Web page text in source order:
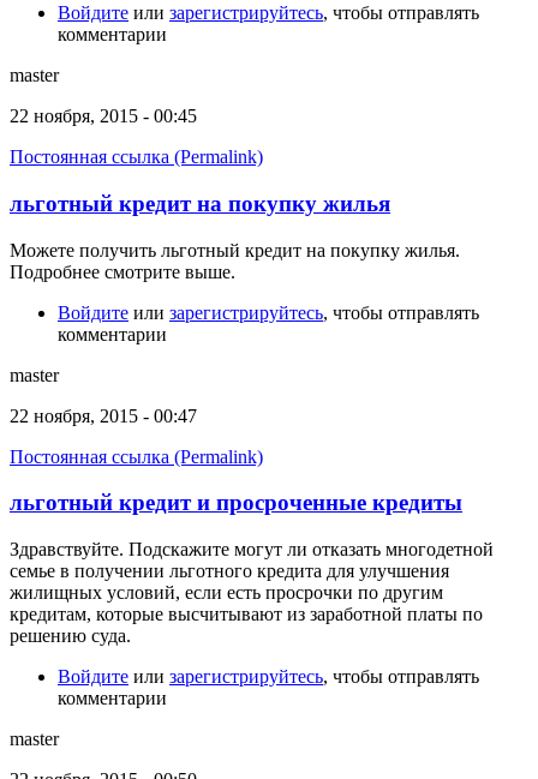
Войдите или зарегистрируйтесь, чтобы отправлять
комментарии
master
22 ноября, 2015 - 00:45
Постоянная ссылка (Permalink)
льготный кредит на покупку жилья
Можете получить льготный кредит на покупку жилья.
Подробнее смотрите выше.
Войдите или зарегистрируйтесь, чтобы отправлять
комментарии
master
22 ноября, 2015 - 00:47
Постоянная ссылка (Permalink)
льготный кредит и просроченные кредиты
Здравствуйте. Подскажите могут ли отказать многодетной
семье в получении льготного кредита для улучшения
жилищных условий, если есть просрочки по другим
кредитам, которые высчитывают из заработной платы по
решению суда.
Войдите или зарегистрируйтесь, чтобы отправлять
комментарии
master